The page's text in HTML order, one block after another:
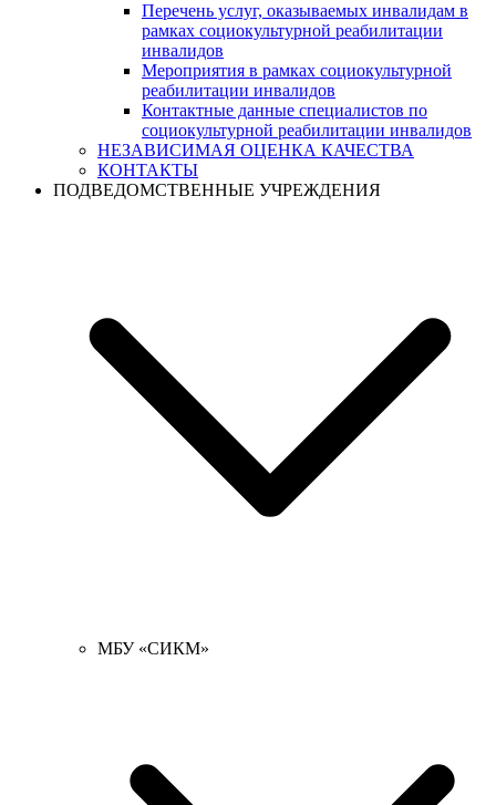
Перечень услуг, оказываемых инвалидам в
рамках социокультурной реабилитации
инвалидов
Мероприятия в рамках социокультурной
реабилитации инвалидов
Контактные данные специалистов по
социокультурной реабилитации инвалидов
НЕЗАВИСИМАЯ ОЦЕНКА КАЧЕСТВА
КОНТАКТЫ
ПОДВЕДОМСТВЕННЫЕ УЧРЕЖДЕНИЯ
МБУ «СИКМ»